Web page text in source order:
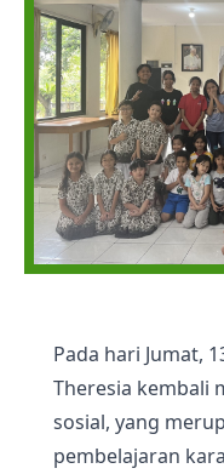
Pada hari Jumat,
Theresia kembali
sosial, yang
pembelajaran